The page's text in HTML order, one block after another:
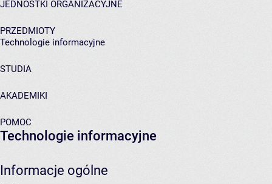
JEDNOSTKI ORGANIZACYJNE
PRZEDMIOTY
Technologie informacyjne
STUDIA
AKADEMIKI
POMOC
Technologie informacyjne
Informacje ogólne